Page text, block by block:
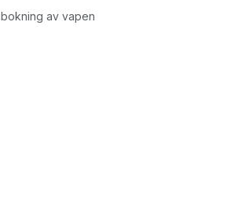
av vapen